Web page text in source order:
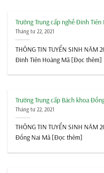
Trường Trung cấp nghề Đinh Tiên
Tháng tư 22, 2021
THÔNG TIN TUYỂN SINH NĂM
Đinh Tiên Hoàng Mã [Đọc thêm]
Trường Trung cấp Bách khoa
Tháng tư 22, 2021
THÔNG TIN TUYỂN SINH NĂM
Đồng Nai Mã [Đọc thêm]